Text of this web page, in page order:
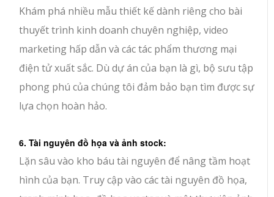
Khám phá nhiều mẫu thiết kế dành riêng cho bài
thuyết trình kinh doanh chuyên nghiệp, video
marketing hấp dẫn và các tác phẩm thương mại
điện tử xuất sắc. Dù dự án của bạn là gì, bộ sưu tập
phong phú của chúng tôi đảm bảo bạn tìm được sự
lựa chọn hoàn hảo.
6. Tài nguyên đồ họa và ảnh stock:
Lặn sâu vào kho báu tài nguyên để nâng tầm hoạt
hình của bạn. Truy cập vào các tài nguyên đồ họa,